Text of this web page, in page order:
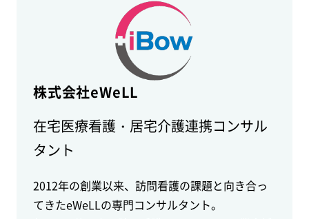
株式会社eWeLL
在宅医療看護・居宅介護連携コンサル
タント
2012年の創業以来、訪問看護の課題と向き合っ
てきたeWeLLの専門コンサルタント。